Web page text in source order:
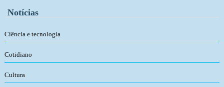
Notícias
Ciência e tecnologia
Cotidiano
Cultura